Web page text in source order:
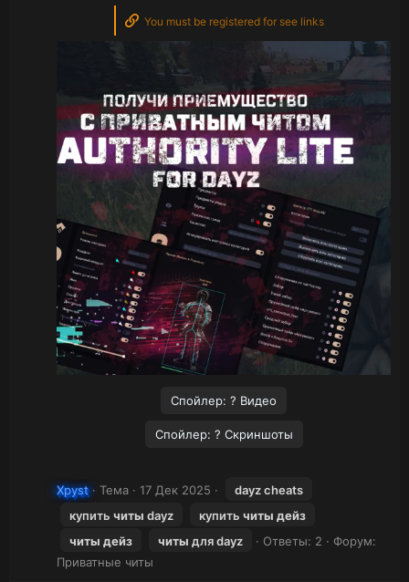
You must be registered for see links
Спойлер: ? Видео
Спойлер: ?️ Скриншоты
Xpyst Тема 17 Дек 2025
dayz cheats
купить читы dayz купить читы дейз
читы дейз читы для dayz Ответы: 2
Форум:
Приватные читы